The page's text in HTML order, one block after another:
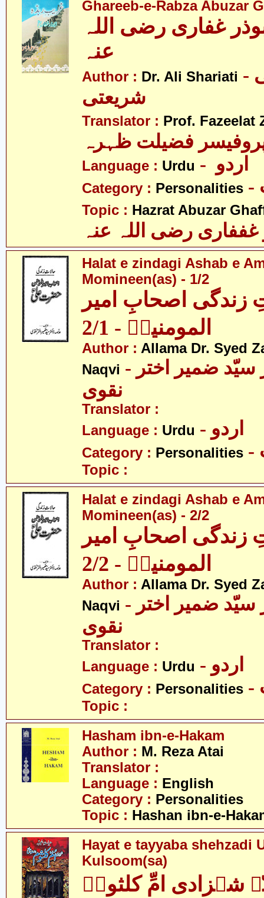
Ghareeb-e-Rabza Abuzar
غفاری رضی اللہ
عنہ
Author : Dr. Ali Shariati - ڈاکٹر علی
شریعتی
Translator : Prof. Fazeelat
فضیلت ظہرہ
Language : Urdu
Category : Personalities
Topic : Hazrat Abuzar
رضی اللہ عنہ
Halat e zindagi Ashab e
Momineen(as) - 1/2
زندگی اصحابِ امیر
المومنینؑ - 2/1
Author : Allama Dr. Syed
Naqvi - علامہ ڈاکٹر سیّد ضمیر اختر
نقوی
Translator :
Language : Urdu - اردو
Category : Personalities
Topic :
Halat e zindagi Ashab e
Momineen(as) - 2/2
زندگی اصحابِ امیر
المومنینؑ - 2/2
Author : Allama Dr. Syed
Naqvi - علامہ ڈاکٹر سیّد ضمیر اختر
نقوی
Translator :
Language : Urdu - اردو
Category : Personalities
Topic :
Hasham ibn-e-Hakam
Author : M. Reza Atai
Translator :
Language : English
Category : Personalities
Topic : Hashan ibn-e-
Hayat e tayyaba shehzadi
Kulsoom(sa)
شہزادی امِّ کلثومؑ